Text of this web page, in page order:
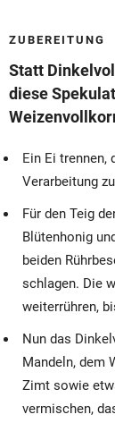
© Krone
ZUBEREITUNG
Statt
diese
Ein Ei trennen, das Eiweiß für die spätere
Verarbeitung
Für den Teig
Blütenhonig
beiden
schlagen. Die
weiterrühren,
Nun das
Mandeln, dem
Zimt sowie
vermischen,